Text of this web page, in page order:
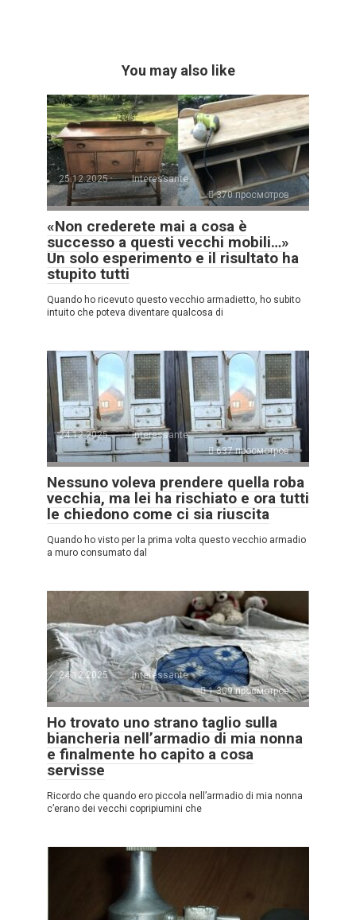
You may also like
25.12.2025
Interessante
370 просмотров
«Non crederete mai a cosa è
successo a questi vecchi mobili…»
Un solo esperimento e il risultato ha
stupito tutti
Quando ho ricevuto questo vecchio armadietto, ho subito
intuito che poteva diventare qualcosa di
24.12.2025
Interessante
637 просмотров
Nessuno voleva prendere quella roba
vecchia, ma lei ha rischiato e ora tutti
le chiedono come ci sia riuscita
Quando ho visto per la prima volta questo vecchio armadio
a muro consumato dal
24.12.2025
Interessante
1.309 просмотров
Ho trovato uno strano taglio sulla
biancheria nell’armadio di mia nonna
e finalmente ho capito a cosa
servisse
Ricordo che quando ero piccola nell’armadio di mia nonna
c’erano dei vecchi copripiumini che